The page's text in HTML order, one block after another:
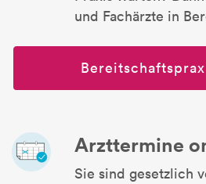
und Fachärzte in
Arzttermine
Sie sind gesetzlich